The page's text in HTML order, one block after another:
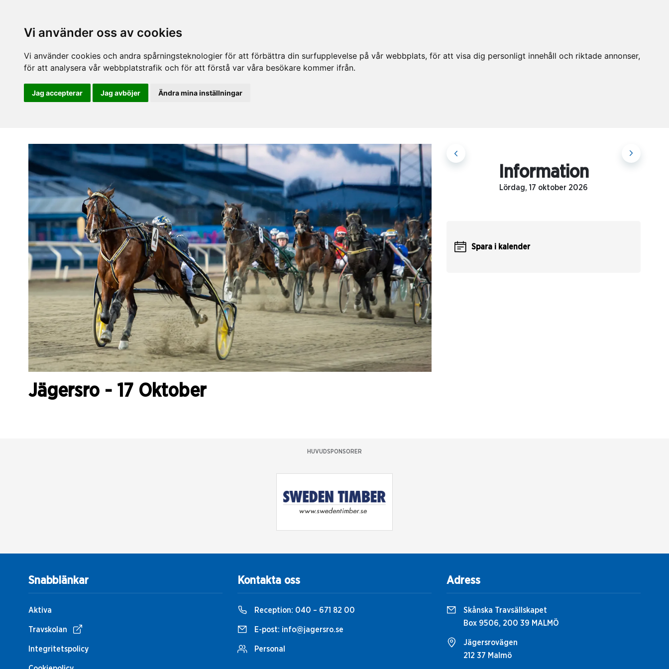
Vi använder oss av cookies
Vi använder cookies och andra spårningsteknologier för att förbättra din surfupplevelse på vår webbplats, för att visa dig personligt innehåll och riktade annonser,
för att analysera vår webbplatstrafik och för att förstå var våra besökare kommer ifrån.
Jag accepterar Jag avböjer Ändra mina inställningar
Jägersro - 17 Oktober
Information
Lördag, 17 oktober 2026
Spara i kalender
HUVUDSPONSORER
Snabblänkar
Aktiva
Travskolan
Integritetspolicy
Kontakta oss
Reception: 040 – 671 82 00
E-post: info@jagersro.se
Personal
Adress
Skånska Travsällskapet
Box 9506, 200 39 MALMÖ
Jägersrovägen
212 37 Malmö